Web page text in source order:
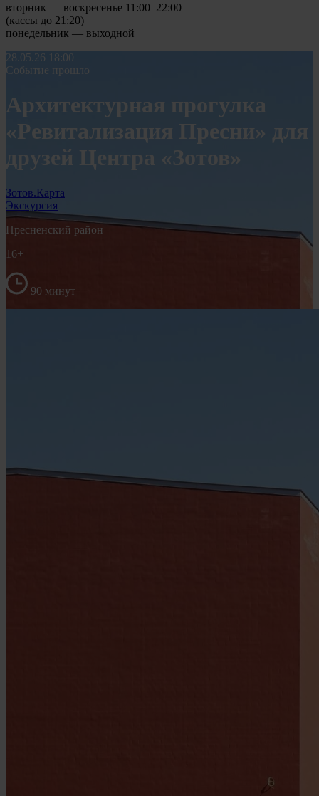
вторник — воскресенье 11:00–22:00
(кассы до 21:20)
понедельник — выходной
28.05.26 18:00
Событие прошло
Архитектурная прогулка
«Ревитализация Пресни» для
друзей Центра «Зотов»
Зотов.Карта
Экскурсия
Пресненский район
16+
90 минут